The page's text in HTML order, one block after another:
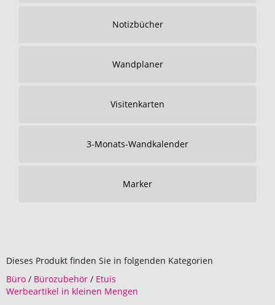
Notizbücher
Wandplaner
Visitenkarten
3-Monats-Wandkalender
Marker
Dieses Produkt finden Sie in folgenden Kategorien
Büro / Bürozubehör / Etuis
Werbeartikel in kleinen Mengen